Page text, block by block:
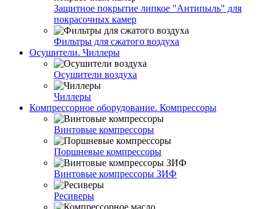
Защитное покрытие липкое "Антипыль" для
покрасочных камер
Фильтры для сжатого воздуха
Осушители. Чиллеры
Осушители воздуха
Чиллеры
Компрессорное оборудование. Компрессоры
Винтовые компрессоры
Поршневые компрессоры
Винтовые компрессоры ЗИФ
Ресиверы